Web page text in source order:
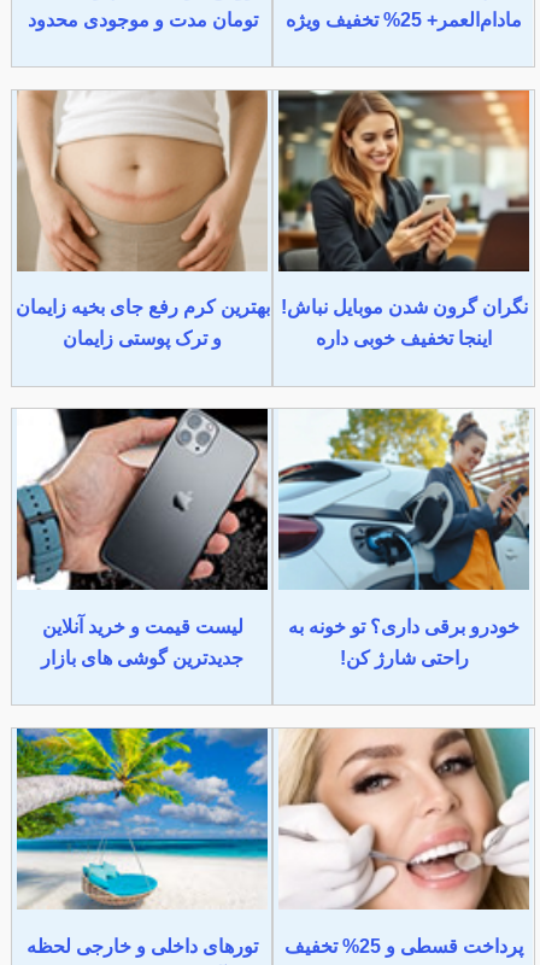
مادام‌العمر+ 25% تخفیف ویژه
تومان مدت و موجودی محدود
نگران گرون شدن موبایل نباش!
اینجا تخفیف خوبی داره
بهترین کرم رفع جای بخیه زایمان
و ترک پوستی زایمان
خودرو برقی داری؟ تو خونه به
راحتی شارژ کن!
لیست قیمت و خرید آنلاین
جدیدترین گوشی های بازار
پرداخت قسطی و 25% تخفیف
تورهای داخلی و خارجی لحظه